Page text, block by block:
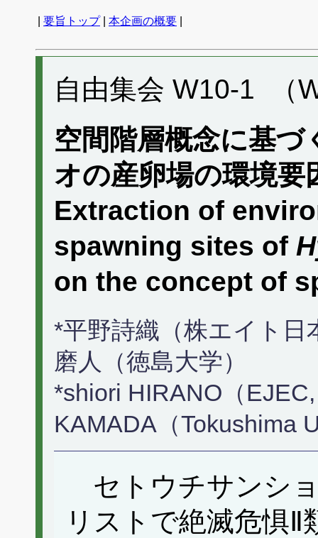
要旨トップ| 本企画の概要
自由集会 W10-1 （
空間階層概念に基
オの産卵場の環境要
Extraction of
spawning sites of
on the concept of
*平野詩織（株エイト日
磨人（徳島大学）
*shiori HIRANO（
KAMADA（Tokushima
セトウチサンシ
リストで絶滅危惧